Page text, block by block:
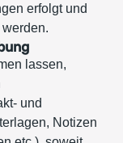
erfolgt und
lassen,
und
Notizen